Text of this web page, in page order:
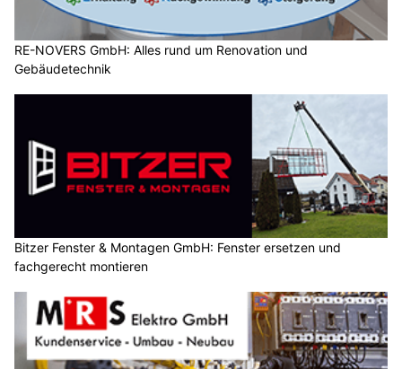
RE-NOVERS GmbH: Alles rund um Renovation und
Gebäudetechnik
Bitzer Fenster & Montagen GmbH: Fenster ersetzen und
fachgerecht montieren